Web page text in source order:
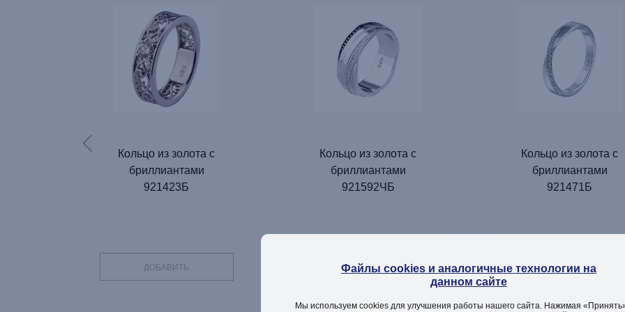
Кольцо из золота с
бриллиантами
921423Б
ДОБАВИТЬ
Кольцо из золота с
бриллиантами
921592ЧБ
ДОБАВИТЬ
Кольцо из золота с
бриллиантами
921471Б
ДОБАВИТЬ
Файлы cookies и аналогичные технологии на
данном сайте
Мы используем cookies для улучшения работы нашего сайта. Нажимая